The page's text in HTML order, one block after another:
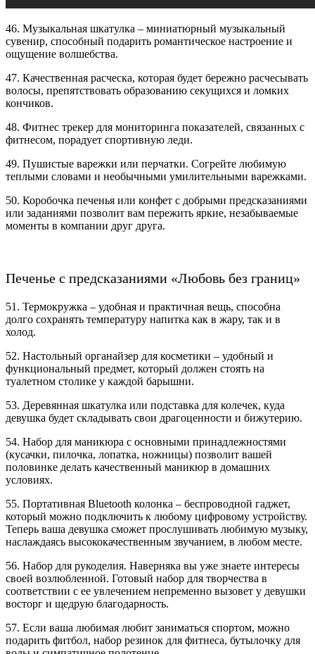
46. Музыкальная шкатулка – миниатюрный музыкальный
сувенир, способный подарить романтическое настроение и
ощущение волшебства.
47. Качественная расческа, которая будет бережно расчесывать
волосы, препятствовать образованию секущихся и ломких
кончиков.
48. Фитнес трекер для мониторинга показателей, связанных с
фитнесом, порадует спортивную леди.
49. Пушистые варежки или перчатки. Согрейте любимую
теплыми словами и необычными умилительными варежками.
50. Коробочка печенья или конфет с добрыми предсказаниями
или заданиями позволит вам пережить яркие, незабываемые
моменты в компании друг друга.
Печенье с предсказаниями «Любовь без границ»
51. Термокружка – удобная и практичная вещь, способна
долго сохранять температуру напитка как в жару, так и в
холод.
52. Настольный органайзер для косметики – удобный и
функциональный предмет, который должен стоять на
туалетном столике у каждой барышни.
53. Деревянная шкатулка или подставка для колечек, куда
девушка будет складывать свои драгоценности и бижутерию.
54. Набор для маникюра с основными принадлежностями
(кусачки, пилочка, лопатка, ножницы) позволит вашей
половинке делать качественный маникюр в домашних
условиях.
55. Портативная Bluetooth колонка – беспроводной гаджет,
который можно подключить к любому цифровому устройству.
Теперь ваша девушка сможет прослушивать любимую музыку,
наслаждаясь высококачественным звучанием, в любом месте.
56. Набор для рукоделия. Наверняка вы уже знаете интересы
своей возлюбленной. Готовый набор для творчества в
соответствии с ее увлечением непременно вызовет у девушки
восторг и щедрую благодарность.
57. Если ваша любимая любит заниматься спортом, можно
подарить фитбол, набор резинок для фитнеса, бутылочку для